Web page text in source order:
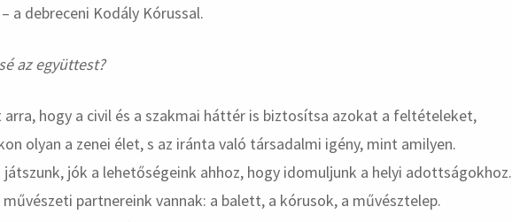
a debreceni Kodály Kórussal.
az együttest?
arra, hogy a civil és a szakmai háttér is biztosítsa azokat a feltételeket,
olyan a zenei élet, s az iránta való társadalmi igény, mint amilyen.
játszunk, jók a lehetőségeink ahhoz, hogy idomuljunk a helyi adottságokhoz.
partnereink vannak: a balett, a kórusok, a művésztelep.